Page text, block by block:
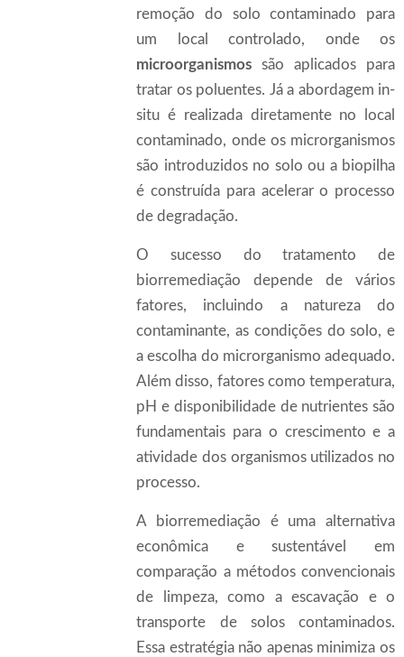
remoção do solo contaminado para
um local controlado, onde os
microorganismos são aplicados para
tratar os poluentes. Já a abordagem in-
situ é realizada diretamente no local
contaminado, onde os microrganismos
são introduzidos no solo ou a biopilha
é construída para acelerar o processo
de degradação.
O sucesso do tratamento de
biorremediação depende de vários
fatores, incluindo a natureza do
contaminante, as condições do solo, e
a escolha do microrganismo adequado.
Além disso, fatores como temperatura,
pH e disponibilidade de nutrientes são
fundamentais para o crescimento e a
atividade dos organismos utilizados no
processo.
A biorremediação é uma alternativa
econômica e sustentável em
comparação a métodos convencionais
de limpeza, como a escavação e o
transporte de solos contaminados.
Essa estratégia não apenas minimiza os